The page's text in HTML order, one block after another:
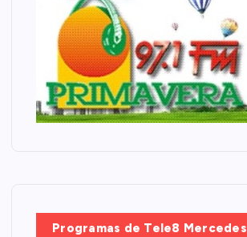
Programas de Tele8 Mercedes